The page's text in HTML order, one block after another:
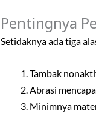
Pentingnya
Setidaknya ada tiga
Tambak
Abrasi
Minimnya